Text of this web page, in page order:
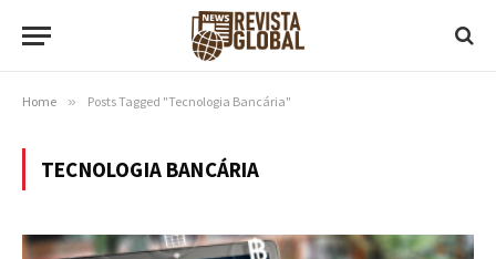
Home » Posts Tagged "Tecnologia Bancária"
TECNOLOGIA BANCÁRIA